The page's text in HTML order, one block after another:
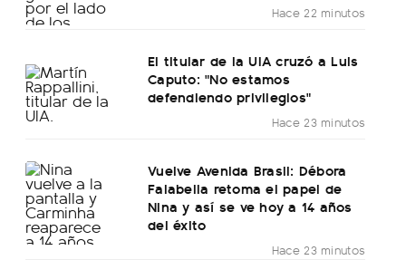
Hace 22 minutos
El titular de la UIA cruzó a Luis
Caputo: "No estamos
defendiendo privilegios"
Hace 23 minutos
Vuelve Avenida Brasil: Débora
Falabella retoma el papel de
Nina y así se ve hoy a 14 años
del éxito
Hace 23 minutos